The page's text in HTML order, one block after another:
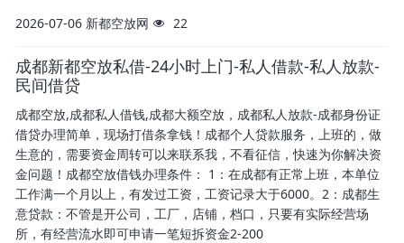
2026-07-06 新都空放网 22
成都新都空放私借-24小时上门-私人借款-私人放款-
民间借贷
成都空放,成都私人借钱,成都大额空放，成都私人放款-成都身份证
借贷办理简单，现场打借条拿钱！成都个人贷款服务，上班的，做
生意的，需要资金周转可以来联系我，不看征信，快速为你解决资
金问题！成都空放借钱办理条件： 1：在成都有正常上班，本单位
工作满一个月以上，有发过工资，工资记录大于6000。2：成都生
意贷款：不管是开公司，工厂，店铺，档口，只要有实际经营场
所，有经营流水即可申请一笔短拆资金2-200